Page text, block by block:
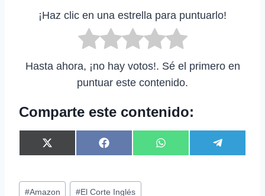
¡Haz clic en una estrella para puntuarlo!
Hasta ahora, ¡no hay votos!. Sé el primero en
puntuar este contenido.
Comparte este contenido:
C
o
p
a
X
(
w
i
C
o
p
a
F
a
e
b
C
o
W
h
C
o
e
Etiquetas
#Amazon #El Corte Inglés